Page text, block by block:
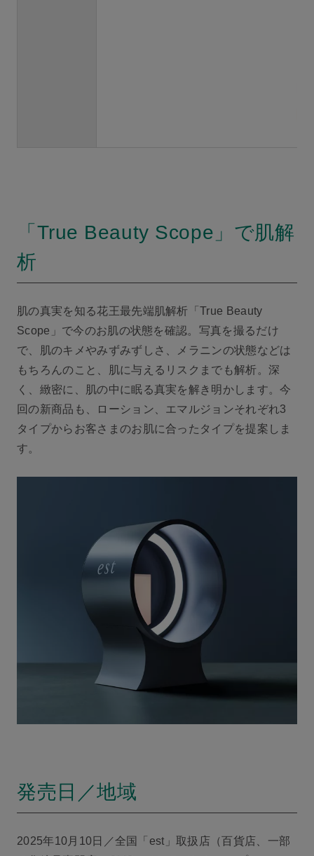
「True Beauty Scope」で肌解
析
肌の真実を知る花王最先端肌解析「True Beauty
Scope」で今のお肌の状態を確認。写真を撮るだけ
で、肌のキメやみずみずしさ、メラニンの状態などは
もちろんのこと、肌に与えるリスクまでも解析。深
く、緻密に、肌の中に眠る真実を解き明かします。今
回の新商品も、ローション、エマルジョンそれぞれ3
タイプからお客さまのお肌に合ったタイプを提案しま
す。
発売日／地域
2025年10月10日／全国「est」取扱店（百貨店、一部